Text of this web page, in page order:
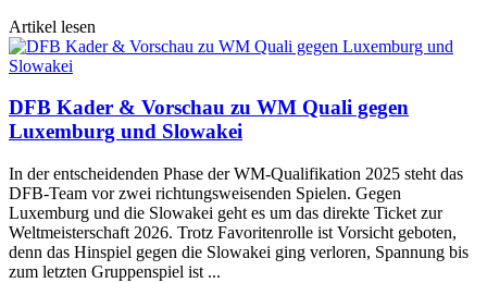
Artikel lesen
DFB Kader & Vorschau zu WM Quali gegen
Luxemburg und Slowakei
In der entscheidenden Phase der WM-Qualifikation 2025 steht das
DFB-Team vor zwei richtungsweisenden Spielen. Gegen
Luxemburg und die Slowakei geht es um das direkte Ticket zur
Weltmeisterschaft 2026. Trotz Favoritenrolle ist Vorsicht geboten,
denn das Hinspiel gegen die Slowakei ging verloren, Spannung bis
zum letzten Gruppenspiel ist ...